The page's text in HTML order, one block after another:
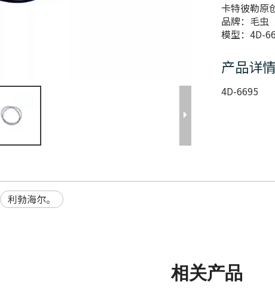
卡特彼勒原
品牌： 毛虫
模型：4D-
产品详情
4D-6695
利勃海尔。
相关产品